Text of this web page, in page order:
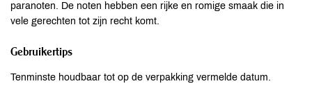
paranoten. De noten hebben een rijke en romige smaak die in
vele gerechten tot zijn recht komt.
Gebruikertips
Tenminste houdbaar tot op de verpakking vermelde datum.